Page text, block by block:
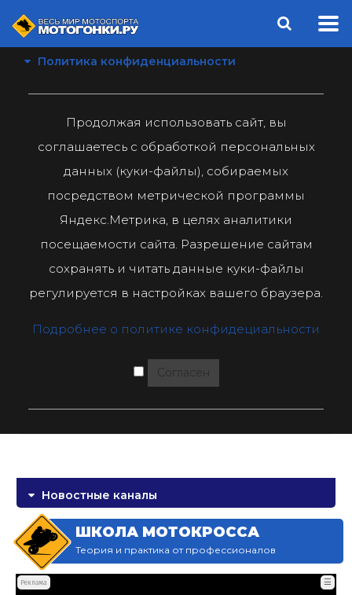
Политика конфиденциальности
Продолжая использовать сайт, вы
соглашаетесь с обработкой персональных
данных (куки-файлы), собираемых
посредством метрической программы
Яндекс.Метрика, в целях аналитики
посещаемости сайта. Разрешение сайтам
сохранять и читать данные куки-файлы
регулируется в настройках вашего браузера.
Подробнее о политике конфидециальности
Согласен
Новостные каналы
ШКОЛА МОТОКРОССА
Теория и практика от профессионалов
Реклама ☰